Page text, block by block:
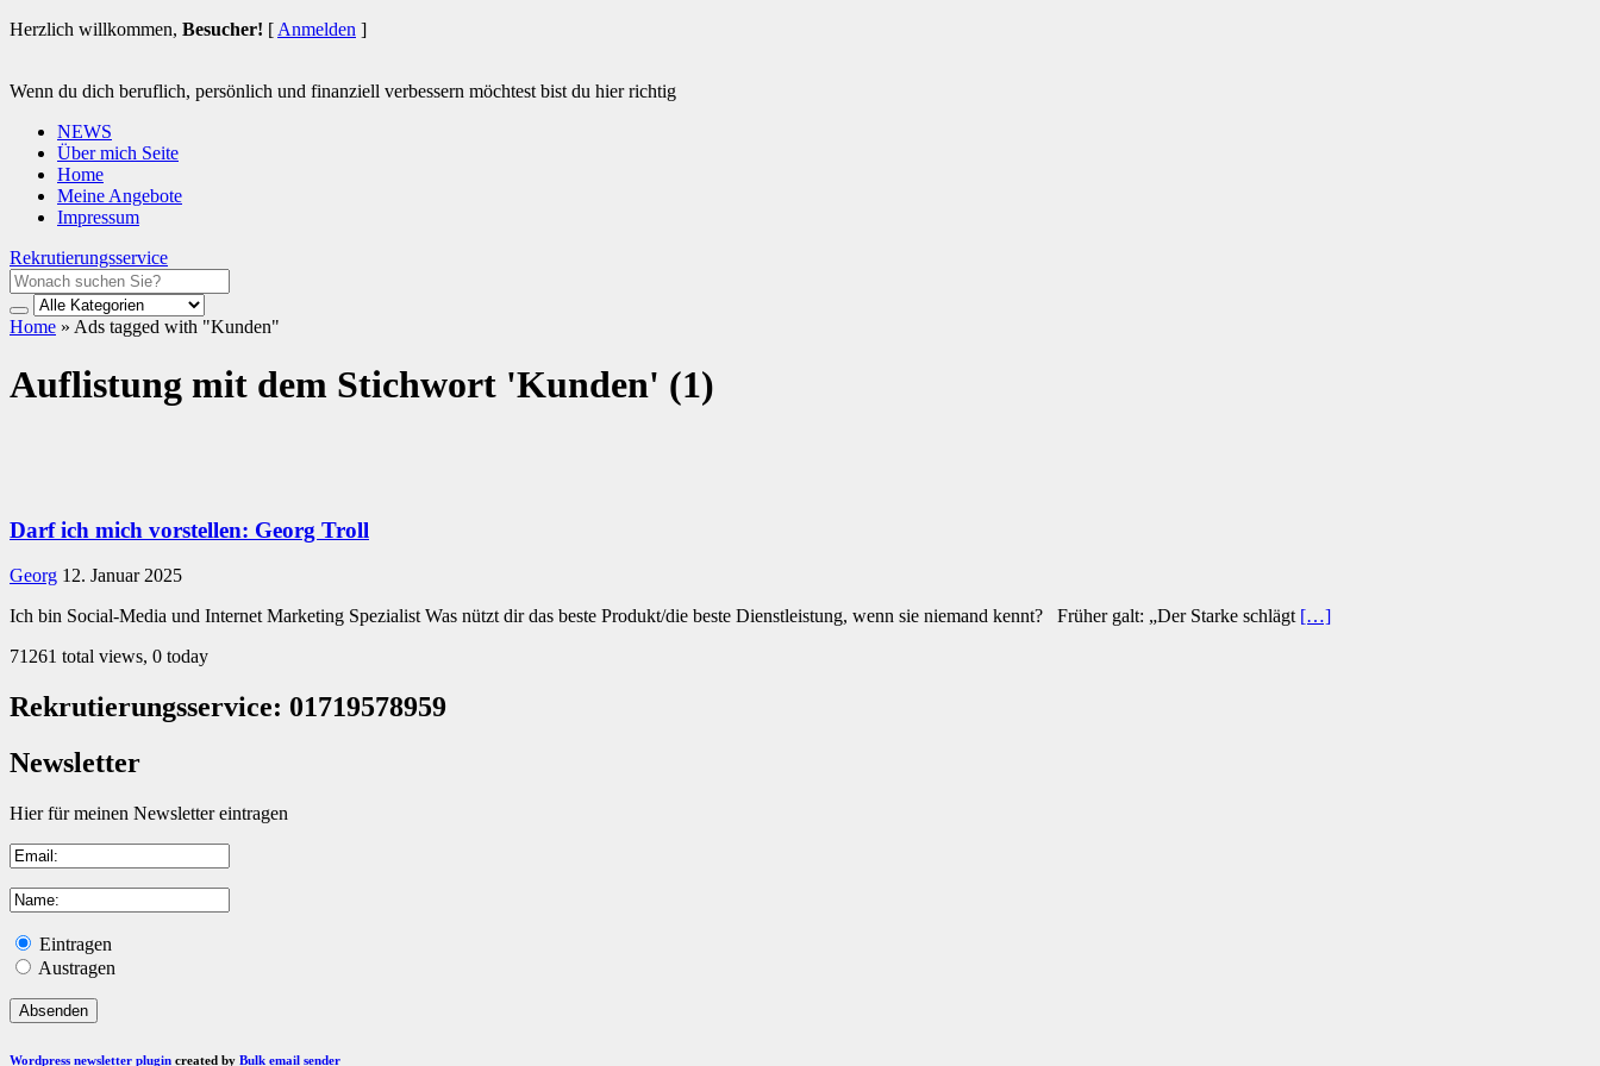
Herzlich willkommen, Besucher! [ Anmelden ]
Wenn du dich beruflich, persönlich und finanziell verbessern möchtest bist du hier richtig
NEWS
Über mich Seite
Home
Meine Angebote
Impressum
Rekrutierungsservice
Home » Ads tagged with "Kunden"
Auflistung mit dem Stichwort 'Kunden' (1)
Darf ich mich vorstellen: Georg Troll
Georg 12. Januar 2025
Ich bin Social-Media und Internet Marketing Spezialist Was nützt dir das beste Produkt/die beste Dienstleistung, wenn sie niemand kennt? Früher galt: „Der Starke schlägt […]
71261 total views, 0 today
Rekrutierungsservice: 01719578959
Newsletter
Hier für meinen Newsletter eintragen
Eintragen
Austragen
Wordpress newsletter plugin created by Bulk email sender